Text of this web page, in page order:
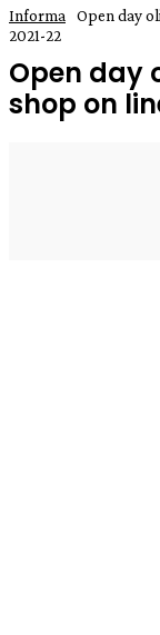
Informa
Open day
2021-22
Open day
shop on